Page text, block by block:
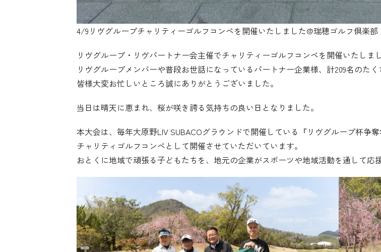
4/9リヴグループチャリティーゴルフコンペを開催いたしました@瑞穂ゴルフ倶楽部
リヴグループ・リヴパートナー会主催でチャリティーゴルフコンペを開催いたしまし
リヴグループメンバーや普段お世話になっているパートナー企業様、計209名のた
皆様大変お忙しいところ誠にありがとうございました。
当日は晴天に恵まれ、桜が咲き誇る気持ちの良い日となりました。
本大会は、毎年大原野LIV SUBACOグラウンドで開催している『リヴグループ杯争
チャリティゴルフコンペとして開催させていただいています。
おとくに地域で頑張る子どもたちを、地元の企業がスポーツや地域活動を通して応